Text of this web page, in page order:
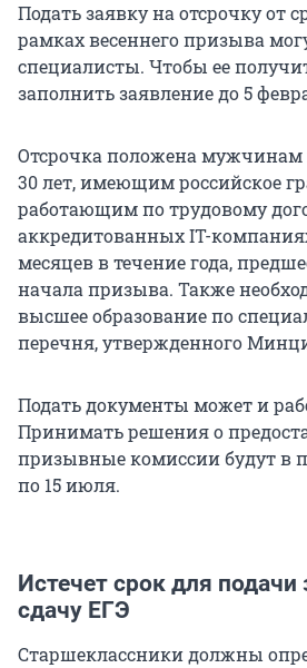
Подать заявку на отсрочку от
рамках весеннего призыва
специалисты. Чтобы ее
заполнить заявление до 5
Отсрочка положена мужчинам
30 лет, имеющим российское
работающим по трудовому
аккредитованных IТ-
месяцев в течение года,
начала призыва. Также
высшее образование по
перечня, утвержденного
Подать документы может и
Принимать решения о
призывные комиссии будут в
по 15 июля.
Истечет срок для подачи
сдачу ЕГЭ
Старшеклассники должны